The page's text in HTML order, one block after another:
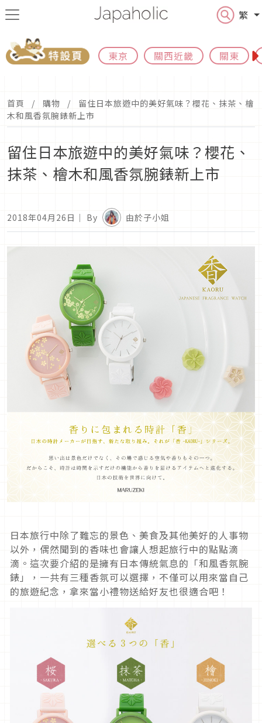
繁
東京 關西近畿 關東
首頁 購物
留住日本旅遊中的美好氣味？櫻花、抹茶、檜
木和風香氛腕錶新上市
留住日本旅遊中的美好氣味？櫻花、
抹茶、檜木和風香氛腕錶新上市
2018年04月26日 ｜ By 由於子小姐
日本旅行中除了難忘的景色、美食及其他美好的人事物
以外，偶然聞到的香味也會讓人想起旅行中的點點滴
滴。這次要介紹的是擁有日本傳統氣息的「和風香氛腕
錶」，一共有三種香氛可以選擇，不僅可以用來當自己
的旅遊紀念，拿來當小禮物送給好友也很適合吧！